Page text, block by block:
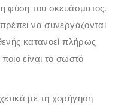
φύση του σκευάσματος.
να συνεργάζονται
κατανοεί πλήρως
είναι το σωστό
με τη χορήγηση